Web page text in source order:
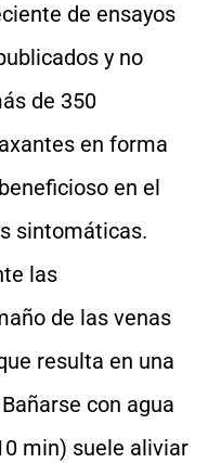
de ensayos
y no
de 350
en forma
en el
sintomáticas.
las
de las venas
resulta en una
con agua
min) suele aliviar